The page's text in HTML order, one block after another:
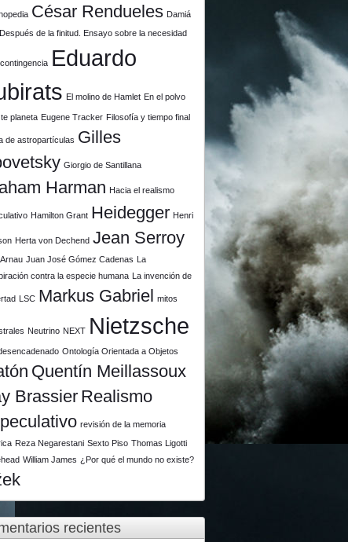
César Rendueles Damiá
Después de la finitud. Ensayo sobre la necesidad
Eduardo
El molino de Hamlet En el polvo
planeta Eugene Tracker Filosofía y tiempo final
de astropartículas Gilles
Giorgio de Santillana
Harman Hacia el realismo
Hamilton Grant Heidegger Henri
Herta von Dechend Jean Serroy
Juan José Gómez Cadenas La
contra la especie humana La invención de
LSC Markus Gabriel mitos
Neutrino NEXT Nietzsche
Ontología Orientada a Objetos
Quentín Meillassoux
Brassier Realismo
revisión de la memoria
Reza Negarestani Sexto Piso Thomas Ligotti
William James ¿Por qué el mundo no existe?
recientes